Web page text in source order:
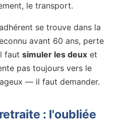
le transport.
se trouve dans la
avant 60 ans, perte
faut simuler les deux et
pas toujours vers le
— il faut demander.
: l'oubliée